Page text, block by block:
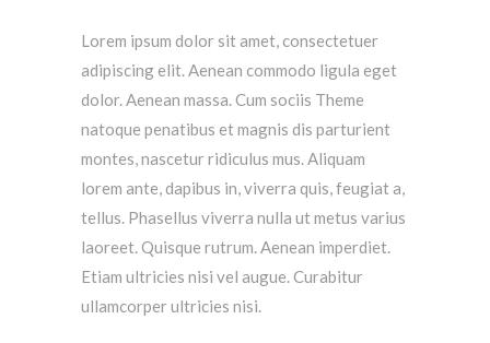
Lorem ipsum dolor sit amet, consectetuer
adipiscing elit. Aenean commodo ligula eget
dolor. Aenean massa. Cum sociis Theme
natoque penatibus et magnis dis parturient
montes, nascetur ridiculus mus. Aliquam
lorem ante, dapibus in, viverra quis, feugiat a,
tellus. Phasellus viverra nulla ut metus varius
laoreet. Quisque rutrum. Aenean imperdiet.
Etiam ultricies nisi vel augue. Curabitur
ullamcorper ultricies nisi.